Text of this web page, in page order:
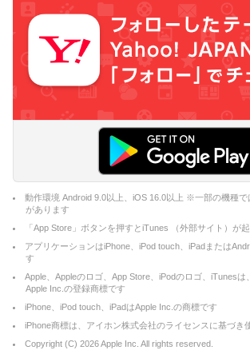
動作環境 Android 9.0以上、iOS 16.0以上 ※一部の機種で
があります
「App Store」ボタンを押すとiTunes （外部サイト）が
アプリケーションはiPhone、iPod touch、iPadまたは
す
Apple、Appleのロゴ、App Store、iPodのロゴ、iTunesは
Apple Inc.の登録商標です
iPhone、iPod touch、iPadはApple Inc.の商標です
iPhone商標は、アイホン株式会社のライセンスに基づき
Copyright (C) 2026Apple Inc. All rights reserved.